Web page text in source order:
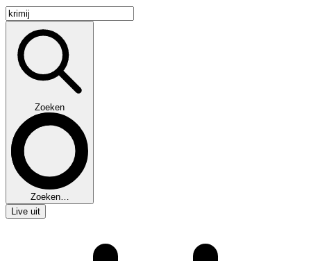
Zoeken
Zoeken…
Live uit